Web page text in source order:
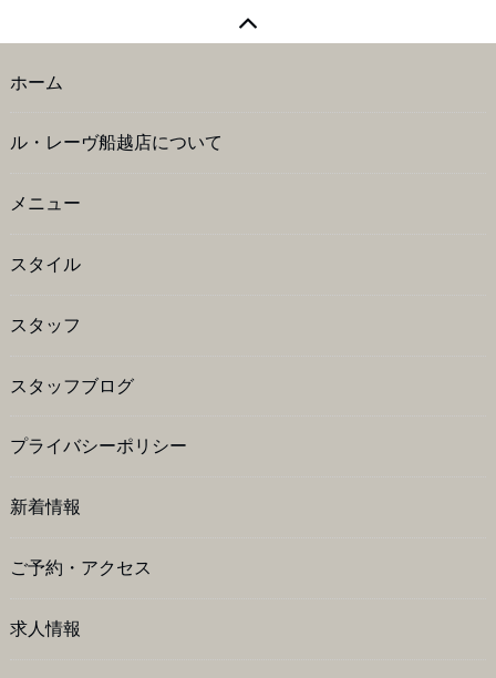
ホーム
ル・レーヴ船越店について
メニュー
スタイル
スタッフ
スタッフブログ
プライバシーポリシー
新着情報
ご予約・アクセス
求人情報